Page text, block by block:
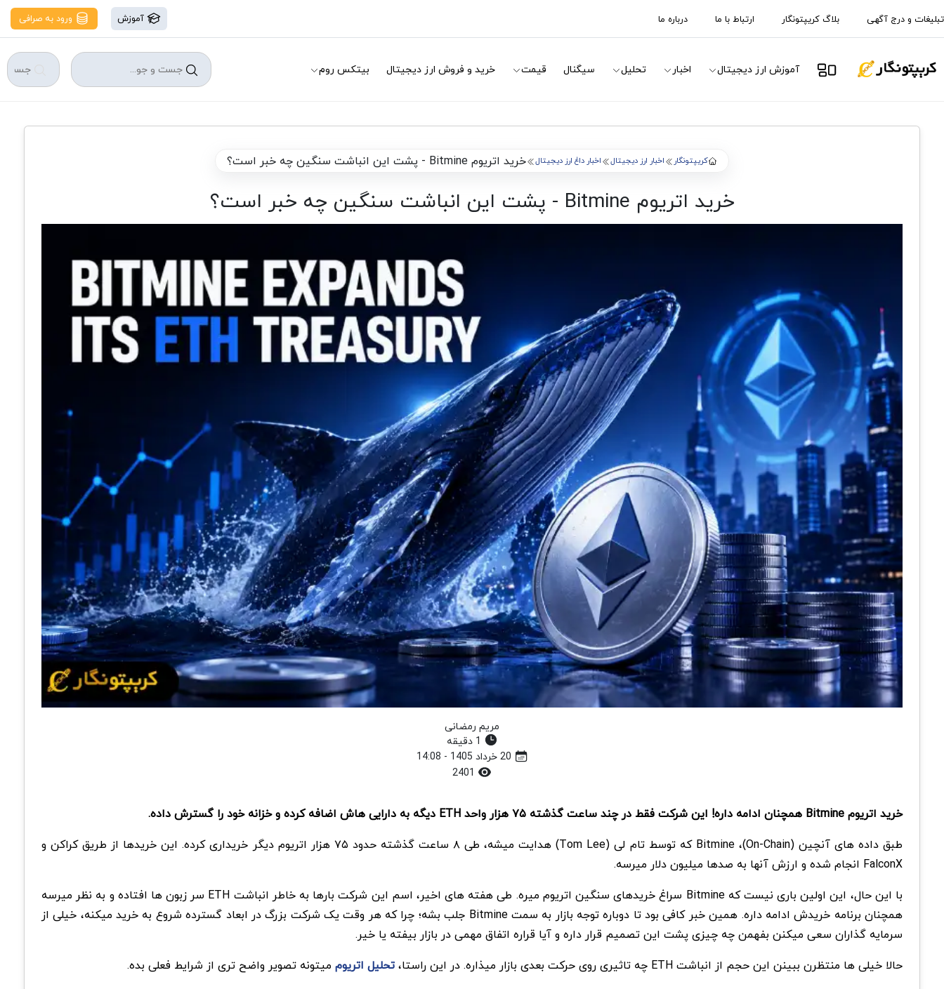
تبلیغات و درج آگهی بلاگ کریپتونگار ارتباط با ما درباره ما آموزش ورود به صرافی
آموزش ارز دیجیتال اخبار تحلیل سیگنال قیمت خرید و فروش ارز دیجیتال بیتکس روم
کریپتونگار اخبار ارز دیجیتال اخبار داغ ارز دیجیتال خرید اتریوم Bitmine - پشت این انباشت سنگین چه خبر است؟
خرید اتریوم Bitmine - پشت این انباشت سنگین چه خبر است؟
مریم رمضانی
خرید اتریوم Bitmine همچنان ادامه داره! این شرکت فقط در چند ساعت گذشته ۷۵ هزار واحد ETH دیگه به دارایی هاش اضافه کرده و خزانه خود را گسترش داده.
طبق داده های آنچین (On-Chain)، Bitmine که توسط تام لی (Tom Lee) هدایت میشه، طی ۸ ساعت گذشته حدود ۷۵ هزار اتریوم دیگر خریداری کرده. این خریدها از طریق کراکن و
FalconX انجام شده و ارزش آنها به صدها میلیون دلار میرسه.
با این حال، این اولین باری نیست که Bitmine سراغ خریدهای سنگین اتریوم میره. طی هفته های اخیر، اسم این شرکت بارها به خاطر انباشت ETH سر زبون ها افتاده و به نظر میرسه
همچنان برنامه خریدش ادامه داره. همین خبر کافی بود تا دوباره توجه بازار به سمت Bitmine جلب بشه؛ چرا که هر وقت یک شرکت بزرگ در ابعاد گسترده شروع به خرید میکنه، خیلی از
سرمایه گذاران سعی میکنن بفهمن چه چیزی پشت این تصمیم قرار داره و آیا قراره اتفاق مهمی در بازار بیفته یا خیر.
حالا خیلی ها منتظرن ببینن این حجم از انباشت ETH چه تاثیری روی حرکت بعدی بازار میذاره. در این راستا،
تحلیل اتریوم میتونه تصویر واضح تری از شرایط فعلی بده.